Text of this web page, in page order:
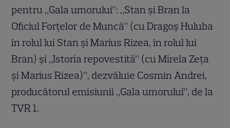
pentru „Gala umorului”: „Stan şi Bran la
Oficiul Forţelor de Muncă” (cu Dragoș Huluba
în rolul lui Stan şi Marius Rizea, în rolul lui
Bran) şi „Istoria repovestită” (cu Mirela Zeța
şi Marius Rizea)”, dezvăluie Cosmin Andrei,
producătorul emisiunii „Gala umorului”, de la
TVR 1.